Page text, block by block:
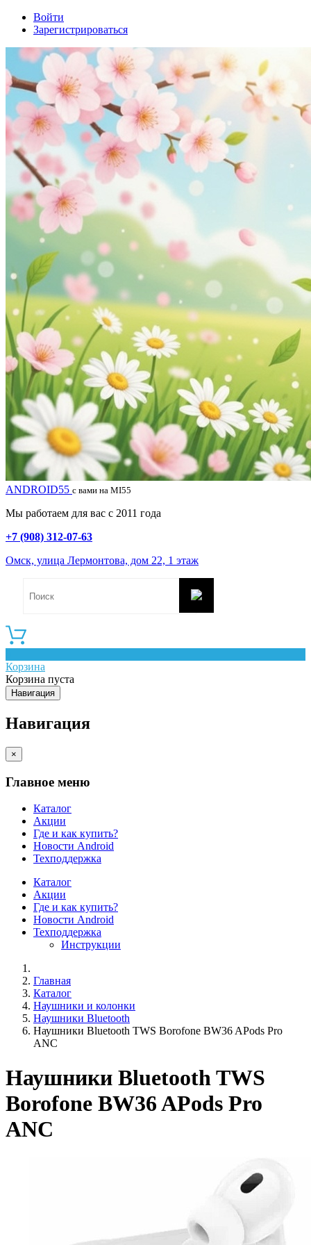
Войти
Зарегистрироваться
ANDROID55 с вами на MI55
Мы работаем для вас с 2011 года
+7 (908) 312-07-63
Омск, улица Лермонтова, дом 22, 1 этаж
Корзина
Корзина пуста
Навигация
Навигация
×
Главное меню
Каталог
Акции
Где и как купить?
Новости Android
Техподдержка
Каталог
Акции
Где и как купить?
Новости Android
Техподдержка
Инструкции
Главная
Каталог
Наушники и колонки
Наушники Bluetooth
Наушники Bluetooth TWS Borofone BW36 APods Pro
ANC
Наушники Bluetooth TWS
Borofone BW36 APods Pro
ANC